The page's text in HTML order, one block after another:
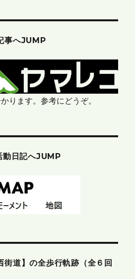
事へJUMP
ります。参考にどうぞ。
日記へJUMP
街道】の全歩行軌跡（全６回